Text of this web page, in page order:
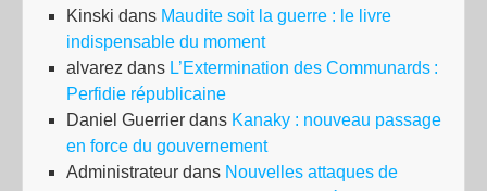
Kinski dans Maudite soit la guerre : le livre
indispensable du moment
alvarez dans L’Extermination des Communards :
Perfidie républicaine
Daniel Guerrier dans Kanaky : nouveau passage
en force du gouvernement
Administrateur dans Nouvelles attaques de